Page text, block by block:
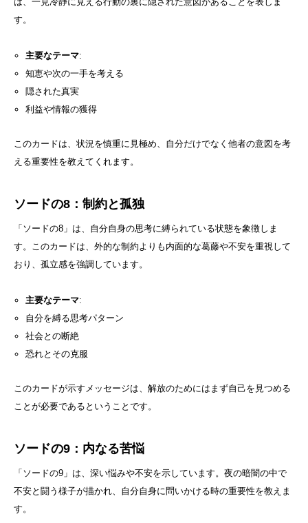
す。
主要なテーマ:
知恵や次の一手を考える
隠された真実
利益や情報の獲得
このカードは、状況を慎重に見極め、自分だけでなく他者の意図を考
える重要性を教えてくれます。
ソードの8：制約と孤独
「ソードの8」は、自分自身の思考に縛られている状態を象徴しま
す。このカードは、外的な制約よりも内面的な葛藤や不安を重視して
おり、孤立感を強調しています。
主要なテーマ:
自分を縛る思考パターン
社会との断絶
恐れとその克服
このカードが示すメッセージは、解放のためにはまず自己を見つめる
ことが必要であるということです。
ソードの9：内なる苦悩
「ソードの9」は、深い悩みや不安を示しています。夜の暗闇の中で
不安と闘う様子が描かれ、自分自身に問いかける時の重要性を教えま
す。